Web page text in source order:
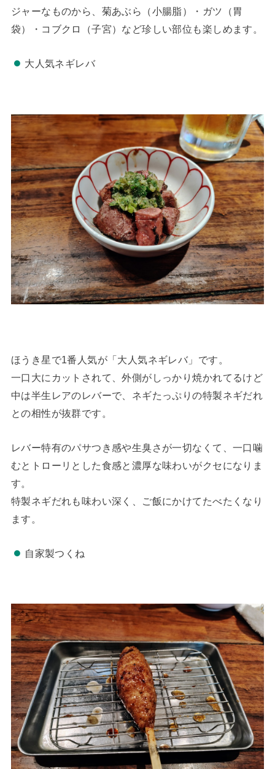
ジャーなものから、菊あぶら（小腸脂）・ガツ（胃
袋）・コブクロ（子宮）など珍しい部位も楽しめます。
大人気ネギレバ
ほうき星で1番人気が「大人気ネギレバ」です。
一口大にカットされて、外側がしっかり焼かれてるけど
中は半生レアのレバーで、ネギたっぷりの特製ネギだれ
との相性が抜群です。
レバー特有のパサつき感や生臭さが一切なくて、一口噛
むとトローリとした食感と濃厚な味わいがクセになりま
す。
特製ネギだれも味わい深く、ご飯にかけてたべたくなり
ます。
自家製つくね